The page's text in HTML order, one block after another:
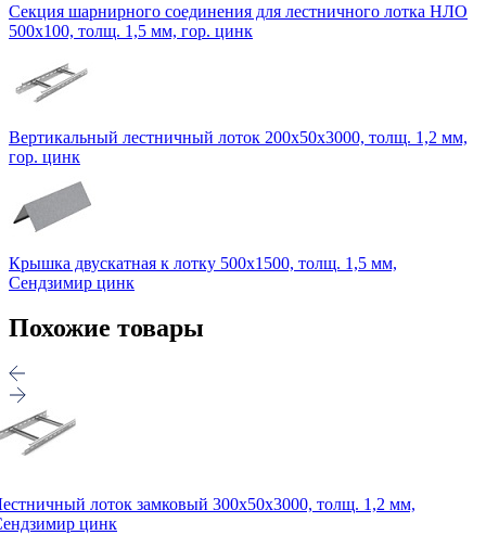
Секция шарнирного соединения для лестничного лотка НЛО
500х100, толщ. 1,5 мм, гор. цинк
Вертикальный лестничный лоток 200х50х3000, толщ. 1,2 мм,
гор. цинк
Крышка двускатная к лотку 500х1500, толщ. 1,5 мм,
Сендзимир цинк
Похожие товары
лоток замковый 300х50х3000, толщ. 1,2 мм,
цинк